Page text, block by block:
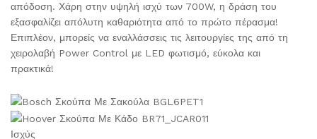
απόδοση. Χάρη στην υψηλή ισχύ των 700W, η δράση του
εξασφαλίζει απόλυτη καθαριότητα από το πρώτο πέρασμα!
Επιπλέον, μπορείς να εναλλάσσεις τις λειτουργίες της από τη
χειρολαβή Power Control με LED φωτισμό, εύκολα και
πρακτικά!
Ισχύς